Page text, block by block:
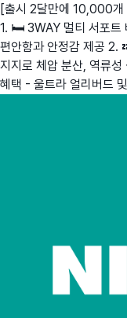
[출시 2달만에 10,000개
1. 🛏️ 3WAY 멀티 서포트
편안함과 안정감 제공 2.
지지로 체압 분산, 역류
혜택 - 울트라 얼리버드